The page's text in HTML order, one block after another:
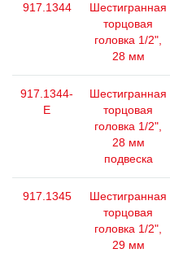
917.1344
Шестигранная
торцовая
головка 1/2",
28 мм
917.1344-
E
Шестигранная
торцовая
головка 1/2",
28 мм
подвеска
917.1345
Шестигранная
торцовая
головка 1/2",
29 мм